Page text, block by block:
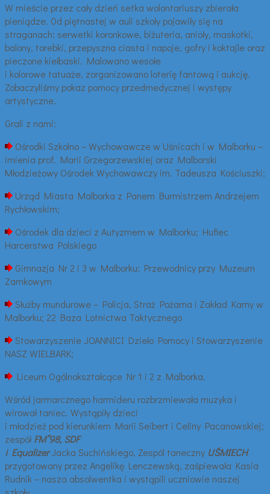
W mieście przez cały dzień setka wolontariuszy zbierała
pieniądze. 0d piętnastej w auli szkoły pojawiły się na
straganach: serwetki koronkowe, biżuteria, anioły, maskotki,
balony, torebki, przepyszna ciasta i napoje, gofry i koktajle oraz
pieczone kiełbaski. Malowano wesołe
i kolorowe tatuaże, zorganizowano loterię fantową i aukcję.
Zobaczyliśmy pokaz pomocy przedmedycznej i występy
artystyczne.
Grali z nami:
Ośrodki Szkolno – Wychowawcze w Uśnicach i w Malborku –
imienia prof. Marii Grzegorzewskiej oraz Malborski
Młodzieżowy Ośrodek Wychowawczy im. Tadeusza Kościuszki;
Urząd Miasta Malborka z Panem Burmistrzem Andrzejem
Rychłowskim;
Ośrodek dla dzieci z Autyzmem w Malborku; Hufiec
Harcerstwa Polskiego
Gimnazja Nr 2 i 3 w Malborku; Przewodnicy przy Muzeum
Zamkowym
Służby mundurowe – Policja, Straż Pożarna i Zakład Karny w
Malborku; 22 Baza Lotnictwa Taktycznego
Stowarzyszenie JOANNICI Dzieło Pomocy i Stowarzyszenie
NASZ WIELBARK;
Liceum Ogólnokształcące Nr 1 i 2 z Malborka.
Wśród jarmarcznego harmideru rozbrzmiewała muzyka i
wirował taniec. Wystąpiły dzieci
i młodzież pod kierunkiem Marii Seibert i Celiny Pacanowskiej;
zespółFM”98, SDF
i EqualizerJacka Suchińskiego, Zespól taneczny UŚMIECH
przygotowany przez Angelikę Lenczewską, zaśpiewała Kasia
Rudnik – nasza absolwentka i wystąpili uczniowie naszej